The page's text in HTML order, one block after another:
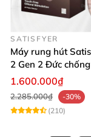
SATISFYER
Máy rung hút
2 Gen 2 Đức
massage điểm G
1.600.000₫
2.285.000₫
-30%
(210)